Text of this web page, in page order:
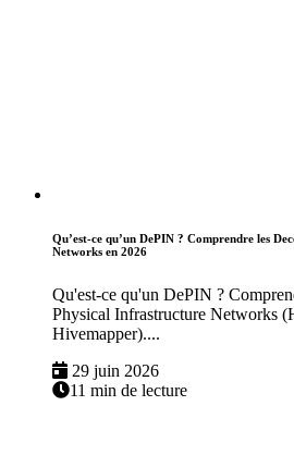
Qu’est-ce qu’un DePIN ? Comprendre les
Networks en 2026
Qu'est-ce qu'un DePIN ?
Physical Infrastructure Networks
Hivemapper)....
29 juin 2026
11 min de lecture